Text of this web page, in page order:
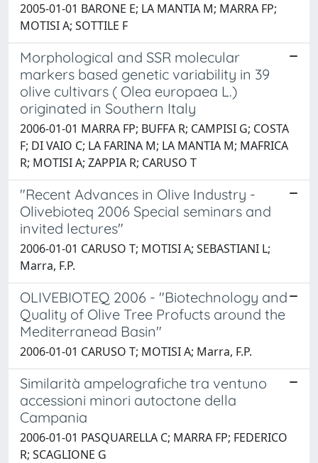
2005-01-01 BARONE E; LA MANTIA M; MARRA FP;
MOTISI A; SOTTILE F
Morphological and SSR molecular
markers based genetic variability in 39
olive cultivars ( Olea europaea L.)
originated in Southern Italy
2006-01-01 MARRA FP; BUFFA R; CAMPISI G; COSTA
F; DI VAIO C; LA FARINA M; LA MANTIA M; MAFRICA
R; MOTISI A; ZAPPIA R; CARUSO T
"Recent Advances in Olive Industry -
Olivebioteq 2006 Special seminars and
invited lectures"
2006-01-01 CARUSO T; MOTISI A; SEBASTIANI L;
Marra, F.P.
OLIVEBIOTEQ 2006 - "Biotechnology and
Quality of Olive Tree Profucts around the
Mediterranead Basin"
2006-01-01 CARUSO T; MOTISI A; Marra, F.P.
Similarità ampelografiche tra ventuno
accessioni minori autoctone della
Campania
2006-01-01 PASQUARELLA C; MARRA FP; FEDERICO
R; SCAGLIONE G